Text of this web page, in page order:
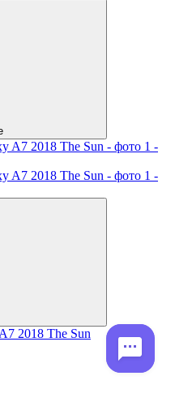
2018 The Sun